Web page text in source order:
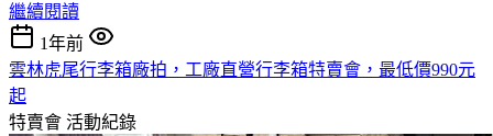
繼續閱讀
1年前
雲林虎尾行李箱廠拍，工廠直營行李箱特賣會，最低價990元
起
特賣會 活動紀錄